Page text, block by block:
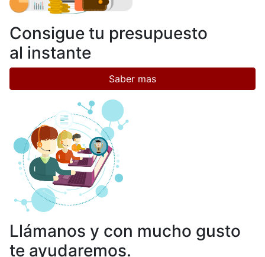
Consigue tu presupuesto
al instante
Saber mas
Llámanos y con mucho gusto
te ayudaremos.